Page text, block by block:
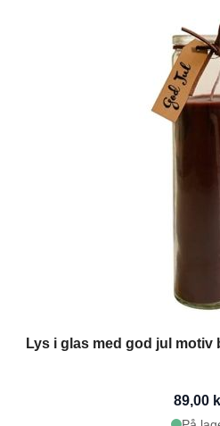
Lys i glas med god jul motiv
89,00